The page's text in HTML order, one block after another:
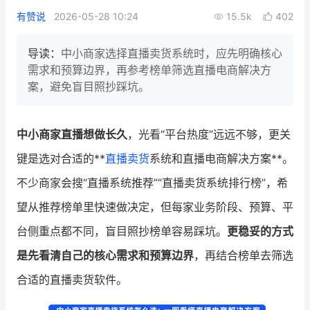
增长产品指南
产品更新动态 帮助中心
品牌消费观 行业报告
新零售资讯
有赞说 2026-05-28 10:24 15.5k 402
导读： 中小商家选择直播卖货系统时，应先明确核心
需求和预算边界，再参考榜单筛选直播电商解决方
案，避免盲目照抄踩坑。
中小商家直播想做长久，光看“平台热度”远远不够，更关
键是选对合适的**直播卖货系统和直播电商解决方案**。
不少商家会搜“直播系统推荐”“直播卖货系统排行榜”，希
望从推荐榜单里快速做决定，但每家业务阶段、预算、平
台侧重点都不同，盲目照抄榜单容易踩坑。 更稳妥的方式
是先看清自己的核心需求和预算边界，再结合榜单去筛选
合适的直播卖货软件。